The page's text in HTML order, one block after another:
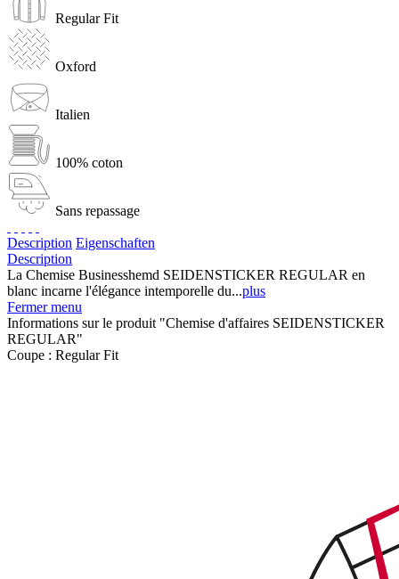
Regular Fit
Oxford
Italien
100% coton
Sans repassage
Description Eigenschaften
Description
La Chemise Businesshemd SEIDENSTICKER REGULAR en
blanc incarne l'élégance intemporelle du...plus
Fermer menu
Informations sur le produit "Chemise d'affaires SEIDENSTICKER
REGULAR"
Coupe : Regular Fit